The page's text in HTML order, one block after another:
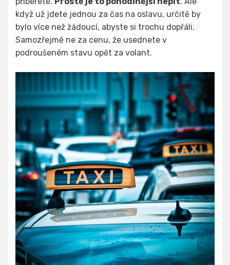
když už jdete jednou za čas na oslavu, určitě by
bylo více než žádoucí, abyste si trochu dopřáli.
Samozřejmě ne za cenu, že usednete v
podroušeném stavu opět za volant.